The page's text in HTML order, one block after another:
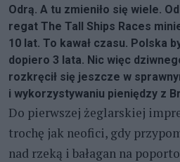
Odrą. A tu zmieniło się wiele.
regat The Tall Ships Races
10 lat. To kawał czasu. Polska
dopiero 3 lata. Nic więc
rozkręcił się jeszcze w
i wykorzystywaniu pieniędzy z
Do pierwszej żeglarskiej
trochę jak neofici, gdy
nad rzeką i bałagan na